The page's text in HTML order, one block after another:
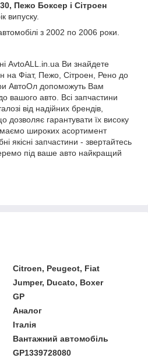
Пежо Боксер і Сітроен
випуску.
з 2002 по 2006 роки.
AvtoALL.in.ua Ви знайдете
на Фіат, Пежо, Сітроен, Рено до
АвтоОл допоможуть Вам
вашого авто. Всі запчастини
від надійних брендів,
дозволяє гарантувати їх високу
маємо широких асортимент
якісні запчастини - звертайтесь
під ваше авто найкращий
Citroen, Peugeot, Fiat
Jumper, Ducato, Boxer
GP
Аналог
Італія
Вантажний автомобіль
GP1339728080